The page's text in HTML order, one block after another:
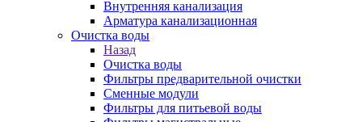
Внутренняя канализация
Арматура канализационная
Очистка воды
Назад
Очистка воды
Фильтры предварительной очистки
Сменные модули
Фильтры для питьевой воды